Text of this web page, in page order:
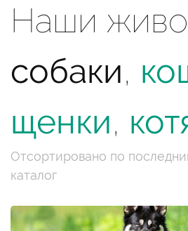
Наши
собаки,
щенки,
Отсортировано по
каталог